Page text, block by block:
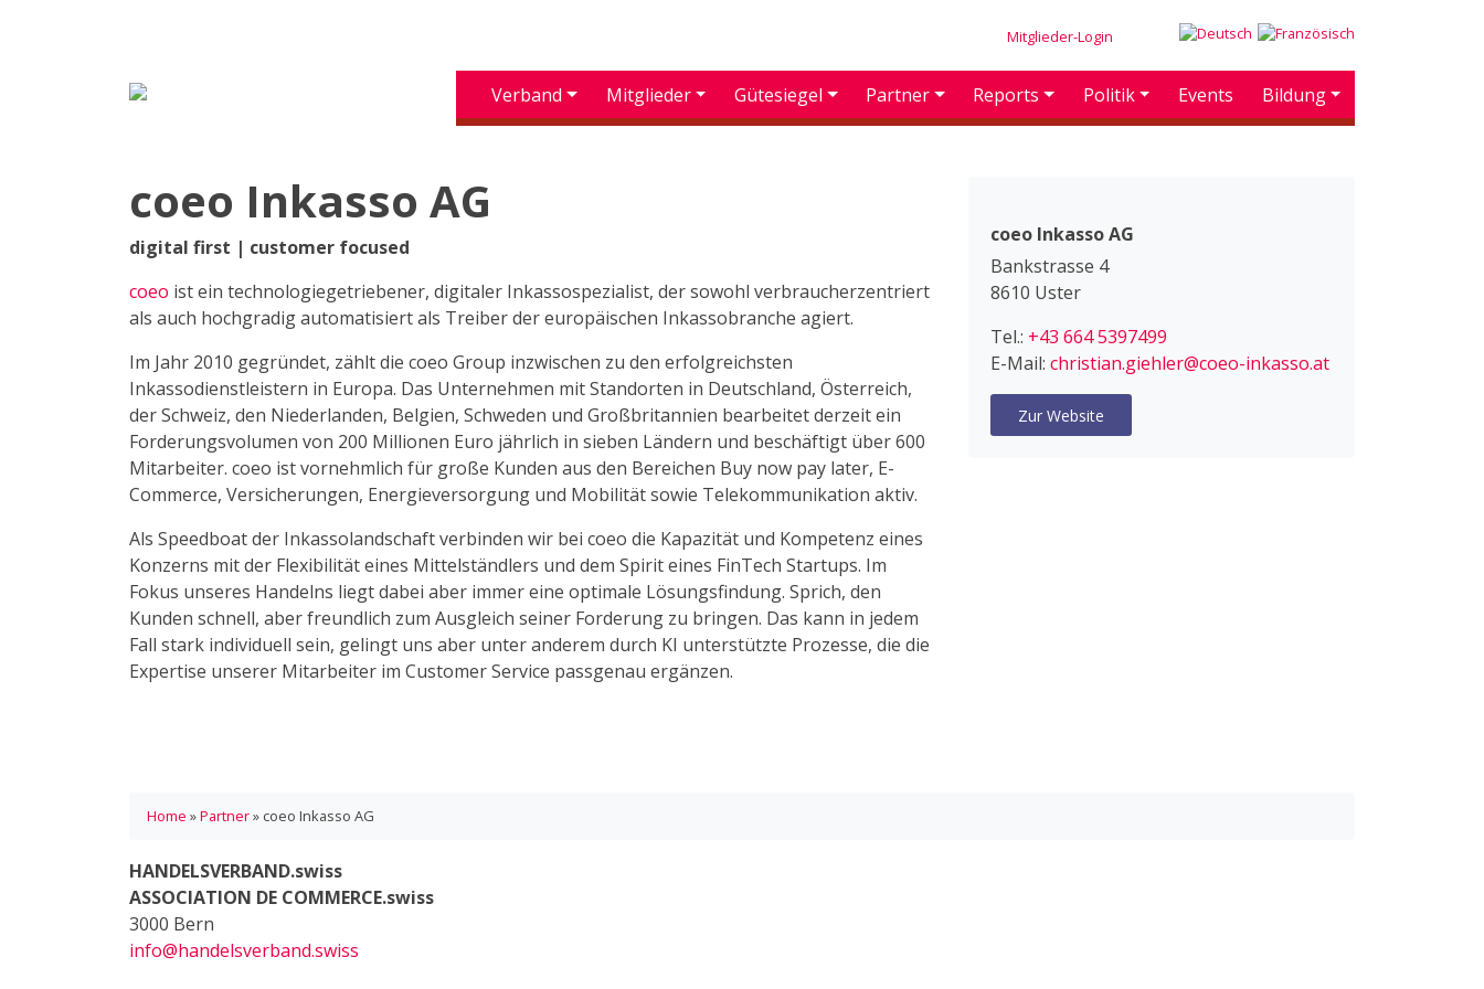
Mitglieder-Login
Verband Mitglieder Gütesiegel Partner Reports Politik Events Bildung
coeo Inkasso AG
digital first | customer focused
coeo ist ein technologiegetriebener, digitaler Inkassospezialist, der sowohl verbraucherzentriert
als auch hochgradig automatisiert als Treiber der europäischen Inkassobranche agiert.
Im Jahr 2010 gegründet, zählt die coeo Group inzwischen zu den erfolgreichsten
Inkassodienstleistern in Europa. Das Unternehmen mit Standorten in Deutschland, Österreich,
der Schweiz, den Niederlanden, Belgien, Schweden und Großbritannien bearbeitet derzeit ein
Forderungsvolumen von 200 Millionen Euro jährlich in sieben Ländern und beschäftigt über 600
Mitarbeiter. coeo ist vornehmlich für große Kunden aus den Bereichen Buy now pay later, E-
Commerce, Versicherungen, Energieversorgung und Mobilität sowie Telekommunikation aktiv.
Als Speedboat der Inkassolandschaft verbinden wir bei coeo die Kapazität und Kompetenz eines
Konzerns mit der Flexibilität eines Mittelständlers und dem Spirit eines FinTech Startups. Im
Fokus unseres Handelns liegt dabei aber immer eine optimale Lösungsfindung. Sprich, den
Kunden schnell, aber freundlich zum Ausgleich seiner Forderung zu bringen. Das kann in jedem
Fall stark individuell sein, gelingt uns aber unter anderem durch KI unterstützte Prozesse, die die
Expertise unserer Mitarbeiter im Customer Service passgenau ergänzen.
coeo Inkasso AG
Bankstrasse 4
8610 Uster
Tel.: +43 664 5397499
E-Mail: christian.giehler@coeo-inkasso.at
Zur Website
Home »Partner» coeo Inkasso AG
HANDELSVERBAND.swiss
ASSOCIATION DE COMMERCE.swiss
3000 Bern
info@handelsverband.swiss